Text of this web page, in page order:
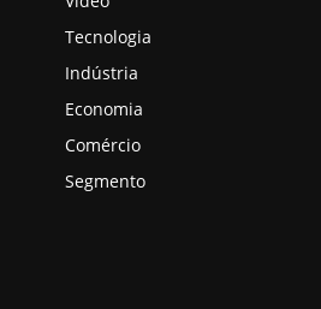
Tecnologia
Indústria
Economia
Comércio
Segmento